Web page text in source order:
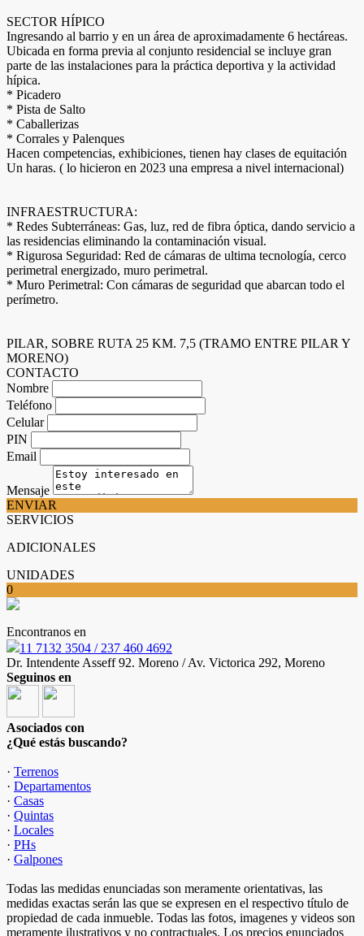
SECTOR HÍPICO
Ingresando al barrio y en un área de aproximadamente 6 hectáreas.
Ubicada en forma previa al conjunto residencial se incluye gran
parte de las instalaciones para la práctica deportiva y la actividad
hípica.
* Picadero
* Pista de Salto
* Caballerizas
* Corrales y Palenques
Hacen competencias, exhibiciones, tienen hay clases de equitación
Un haras. ( lo hicieron en 2023 una empresa a nivel internacional)
INFRAESTRUCTURA:
* Redes Subterráneas: Gas, luz, red de fibra óptica, dando servicio a
las residencias eliminando la contaminación visual.
* Rigurosa Seguridad: Red de cámaras de ultima tecnología, cerco
perimetral energizado, muro perimetral.
* Muro Perimetral: Con cámaras de seguridad que abarcan todo el
perímetro.
PILAR, SOBRE RUTA 25 KM. 7,5 (TRAMO ENTRE PILAR Y
MORENO)
CONTACTO
Nombre
Teléfono
Celular
PIN
Email
Mensaje
ENVIAR
SERVICIOS
ADICIONALES
UNIDADES
0
Encontranos en
11 7132 3504 / 237 460 4692
Dr. Intendente Asseff 92. Moreno / Av. Victorica 292, Moreno
Seguinos en
Asociados con
¿Qué estás buscando?
· Terrenos
· Departamentos
· Casas
· Quintas
· Locales
· PHs
· Galpones
Todas las medidas enunciadas son meramente orientativas, las
medidas exactas serán las que se expresen en el respectivo título de
propiedad de cada inmueble. Todas las fotos, imagenes y videos son
meramente ilustrativos y no contractuales. Los precios enunciados